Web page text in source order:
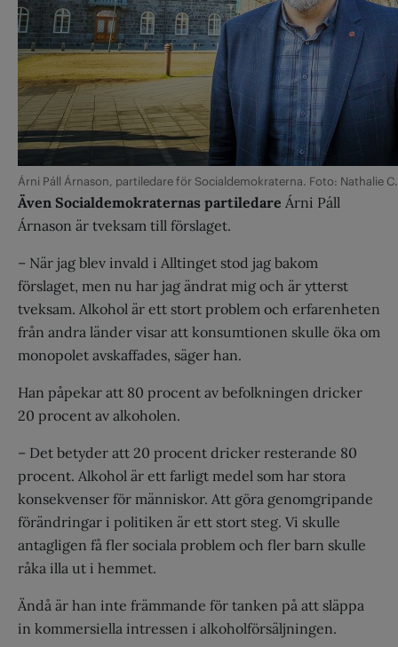
Árni Páll Árnason, partiledare för Socialdemokraterna. Foto: Nathalie
Även Socialdemokraternas partiledare Árni Páll
Árnason är tveksam till förslaget.
– När jag blev invald i Alltinget stod jag bakom
förslaget, men nu har jag ändrat mig och är ytterst
tveksam. Alkohol är ett stort problem och erfarenheten
från andra länder visar att konsumtionen skulle öka om
monopolet avskaffades, säger han.
Han påpekar att 80 procent av befolkningen dricker
20 procent av alkoholen.
– Det betyder att 20 procent dricker resterande 80
procent. Alkohol är ett farligt medel som har stora
konsekvenser för människor. Att göra genomgripande
förändringar i politiken är ett stort steg. Vi skulle
antagligen få fler sociala problem och fler barn skulle
råka illa ut i hemmet.
Ändå är han inte främmande för tanken på att släppa
in kommersiella intressen i alkoholförsäljningen.